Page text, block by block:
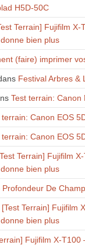
H5D-50C
Terrain] Fujifilm X-
bien plus
(faire) imprimer
Festival Arbres &
Test terrain: Canon
terrain: Canon EOS
terrain: Canon EOS
Terrain] Fujifilm
bien plus
Profondeur De Champ
[Test Terrain] Fujifilm
bien plus
Fujifilm X-T100